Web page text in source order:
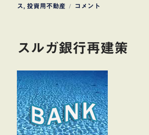
稿
テ
ス, 投資用不動産
国
省
リ
ー
ス
の
実
態
コメント
スルガ銀行再建策